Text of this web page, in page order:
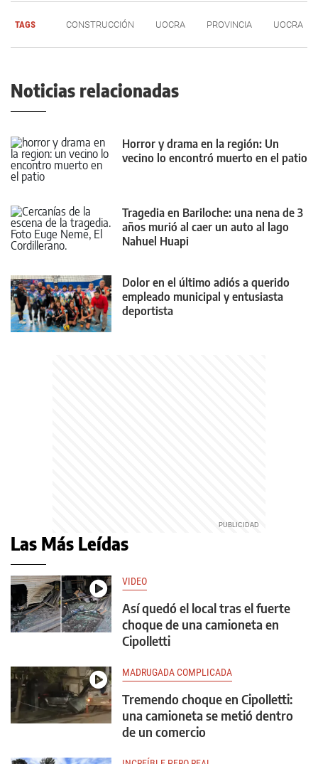
TAGS CONSTRUCCIÓN UOCRA PROVINCIA UOCRA
Noticias relacionadas
Horror y drama en la región: Un
vecino lo encontró muerto en el patio
Tragedia en Bariloche: una nena de 3
años murió al caer un auto al lago
Nahuel Huapi
Dolor en el último adiós a querido
empleado municipal y entusiasta
deportista
Las Más Leídas
VIDEO
Así quedó el local tras el fuerte
choque de una camioneta en
Cipolletti
MADRUGADA COMPLICADA
Tremendo choque en Cipolletti:
una camioneta se metió dentro
de un comercio